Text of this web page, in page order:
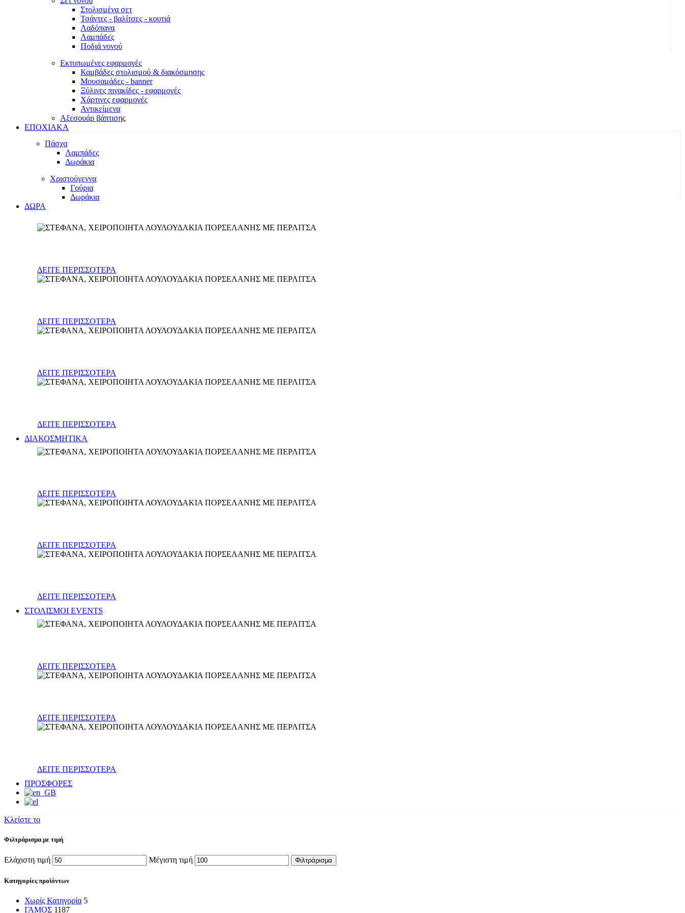
Στολισμένα σετ
Τσάντες - βαλίτσες - κουτιά
Λαδόπανα
Λαμπάδες
Ποδιά νονού
Εκτυπωμένες εφαρμογές
Καμβάδες στολισμού & διακόσμησης
Μουσαμάδες - banner
Ξύλινες πινακίδες - εφαρμογές
Χάρτινες εφαρμογές
Αντικείμενα
Αξεσουάρ βάπτισης
ΕΠΟΧΙΑΚΑ
Πάσχα
Λαμπάδες
Δωράκια
Χριστούγεννα
Γούρια
Δωράκια
ΔΩΡΑ
ΔΕΙΤΕ ΠΕΡΙΣΣΟΤΕΡΑ
ΔΕΙΤΕ ΠΕΡΙΣΣΟΤΕΡΑ
ΔΕΙΤΕ ΠΕΡΙΣΣΟΤΕΡΑ
ΔΕΙΤΕ ΠΕΡΙΣΣΟΤΕΡΑ
ΔΙΑΚΟΣΜΗΤΙΚΑ
ΔΕΙΤΕ ΠΕΡΙΣΣΟΤΕΡΑ
ΔΕΙΤΕ ΠΕΡΙΣΣΟΤΕΡΑ
ΔΕΙΤΕ ΠΕΡΙΣΣΟΤΕΡΑ
ΣΤΟΛΙΣΜΟΙ EVENTS
ΔΕΙΤΕ ΠΕΡΙΣΣΟΤΕΡΑ
ΔΕΙΤΕ ΠΕΡΙΣΣΟΤΕΡΑ
ΔΕΙΤΕ ΠΕΡΙΣΣΟΤΕΡΑ
ΠΡΟΣΦΟΡΕΣ
Κλείστε το
Φιλτράρισμα με τιμή
Ελάχιστη τιμή Μέγιστη τιμή Φιλτράρισμα
Κατηγορίες προϊόντων
Χωρίς Κατηγορία 5
ΓΑΜΟΣ 1187